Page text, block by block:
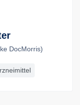
DocMorris)